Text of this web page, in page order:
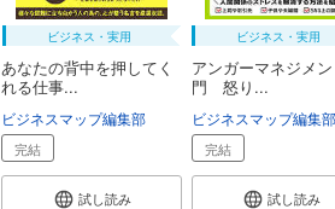
ビジネス・実用
あなたの背中を押してく
れる仕事...
ビジネスマップ編集部
完結
試し読み
ビジネス・実用
アンガーマネジメ
門 怒り...
ビジネスマップ編集部
完結
試し読み